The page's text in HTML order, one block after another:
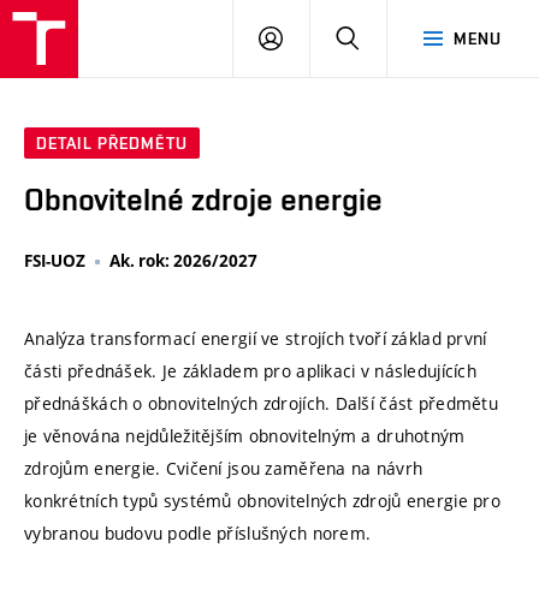
MENU
PŘIHLÁSIT
DETAIL PŘEDMĚTU
Obnovitelné zdroje energie
FSI-UOZ Ak. rok: 2026/2027
Analýza transformací energií ve strojích tvoří základ první
části přednášek. Je základem pro aplikaci v následujících
přednáškách o obnovitelných zdrojích. Další část předmětu
je věnována nejdůležitějším obnovitelným a druhotným
zdrojům energie. Cvičení jsou zaměřena na návrh
konkrétních typů systémů obnovitelných zdrojů energie pro
vybranou budovu podle příslušných norem.